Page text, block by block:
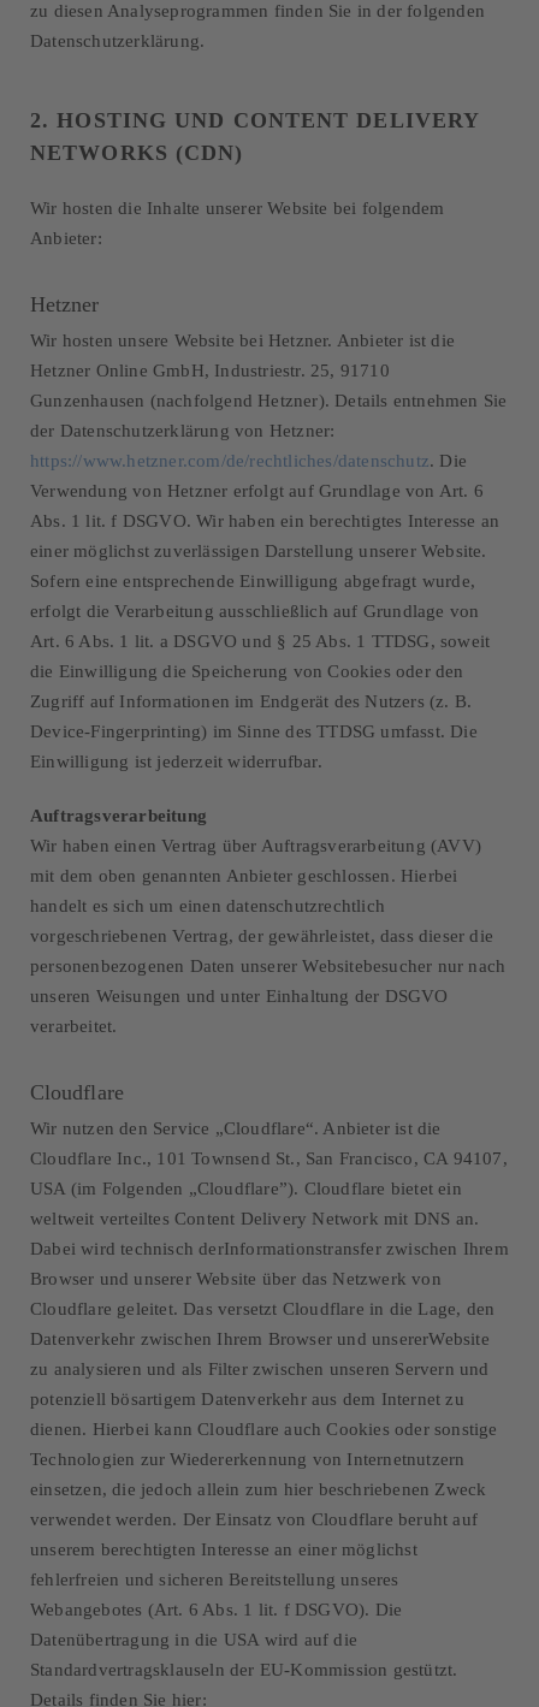
zu diesen Analyseprogrammen finden Sie in der folgenden
Datenschutzerklärung.
2. HOSTING UND CONTENT DELIVERY
NETWORKS (CDN)
Wir hosten die Inhalte unserer Website bei folgendem
Anbieter:
Hetzner
Wir hosten unsere Website bei Hetzner. Anbieter ist die
Hetzner Online GmbH, Industriestr. 25, 91710
Gunzenhausen (nachfolgend Hetzner). Details entnehmen Sie
der Datenschutzerklärung von Hetzner:
https://www.hetzner.com/de/rechtliches/datenschutz. Die
Verwendung von Hetzner erfolgt auf Grundlage von Art. 6
Abs. 1 lit. f DSGVO. Wir haben ein berechtigtes Interesse an
einer möglichst zuverlässigen Darstellung unserer Website.
Sofern eine entsprechende Einwilligung abgefragt wurde,
erfolgt die Verarbeitung ausschließlich auf Grundlage von
Art. 6 Abs. 1 lit. a DSGVO und § 25 Abs. 1 TTDSG, soweit
die Einwilligung die Speicherung von Cookies oder den
Zugriff auf Informationen im Endgerät des Nutzers (z. B.
Device-Fingerprinting) im Sinne des TTDSG umfasst. Die
Einwilligung ist jederzeit widerrufbar.
Auftragsverarbeitung
Wir haben einen Vertrag über Auftragsverarbeitung (AVV)
mit dem oben genannten Anbieter geschlossen. Hierbei
handelt es sich um einen datenschutzrechtlich
vorgeschriebenen Vertrag, der gewährleistet, dass dieser die
personenbezogenen Daten unserer Websitebesucher nur nach
unseren Weisungen und unter Einhaltung der DSGVO
verarbeitet.
Cloudflare
Wir nutzen den Service „Cloudflare“. Anbieter ist die
Cloudflare Inc., 101 Townsend St., San Francisco, CA 94107,
USA (im Folgenden „Cloudflare”). Cloudflare bietet ein
weltweit verteiltes Content Delivery Network mit DNS an.
Dabei wird technisch derInformationstransfer zwischen Ihrem
Browser und unserer Website über das Netzwerk von
Cloudflare geleitet. Das versetzt Cloudflare in die Lage, den
Datenverkehr zwischen Ihrem Browser und unsererWebsite
zu analysieren und als Filter zwischen unseren Servern und
potenziell bösartigem Datenverkehr aus dem Internet zu
dienen. Hierbei kann Cloudflare auch Cookies oder sonstige
Technologien zur Wiedererkennung von Internetnutzern
einsetzen, die jedoch allein zum hier beschriebenen Zweck
verwendet werden. Der Einsatz von Cloudflare beruht auf
unserem berechtigten Interesse an einer möglichst
fehlerfreien und sicheren Bereitstellung unseres
Webangebotes (Art. 6 Abs. 1 lit. f DSGVO). Die
Datenübertragung in die USA wird auf die
Standardvertragsklauseln der EU-Kommission gestützt.
Details finden Sie hier: